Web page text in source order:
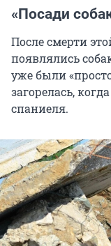
«Посади
После смерти
появлялись
уже были
загорелась,
спаниеля.